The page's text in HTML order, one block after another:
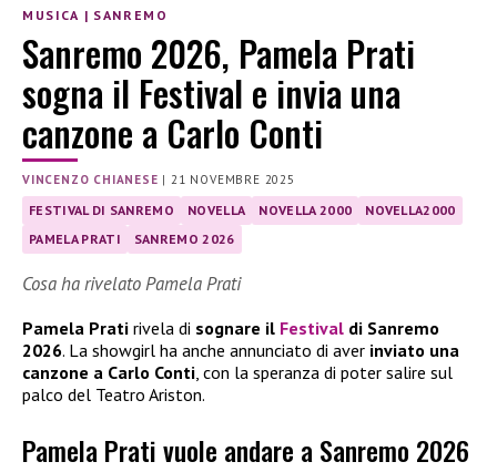
MUSICA | SANREMO
Sanremo 2026, Pamela Prati
sogna il Festival e invia una
canzone a Carlo Conti
VINCENZO CHIANESE |21 NOVEMBRE 2025
FESTIVAL DI SANREMO NOVELLA NOVELLA 2000
NOVELLA2000
PAMELA PRATI
SANREMO 2026
Cosa ha rivelato Pamela Prati
Pamela Prati rivela di sognare il Festival di Sanremo
2026. La showgirl ha anche annunciato di aver inviato una
canzone a Carlo Conti, con la speranza di poter salire sul
palco del Teatro Ariston.
Pamela Prati vuole andare a Sanremo 2026